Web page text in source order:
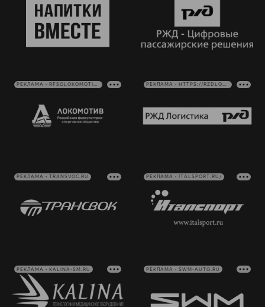
РЕКЛАМА • RFSOLOKOMOTIV.RU РЕКЛАМА • HTTPS://RZDLOG.RU/
РЕКЛАМА • TRANSVOC.RU РЕКЛАМА • ITALSPORT.RU/
РЕКЛАМА • KALINA-SM.RU РЕКЛАМА • SWM-AUTO.RU